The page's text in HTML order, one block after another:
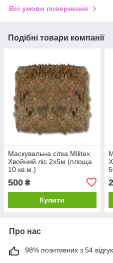
Всі умови повернення
Подібні товари компанії
Маскувальна сітка Militex
Хвойний ліс 2х5м (площа
10 кв.м.)
500 ₴
Купити
Про нас
98% позитивних з 54